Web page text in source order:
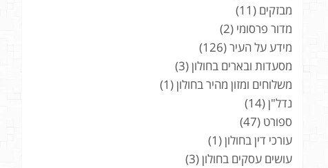
מבזקים (11)
מדור פרסומי (2)
מידע על העיר(126)
מסעדות ובארים בחולון(3)
משלוחים ומזון מהיר בחולון(1)
נדל"ן(14)
ספורט (47)
עורכי דין בחולון(1)
עושים עסקים בחולון(3)